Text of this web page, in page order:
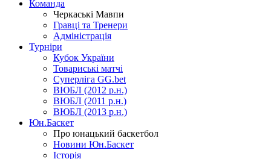
Команда
Черкаські Мавпи
Гравці та Тренери
Адміністрація
Турніри
Кубок України
Товариські матчі
Суперліга GG.bet
ВЮБЛ (2012 р.н.)
ВЮБЛ (2011 р.н.)
ВЮБЛ (2013 р.н.)
Юн.Баскет
Про юнацький баскетбол
Новини Юн.Баскет
Історія